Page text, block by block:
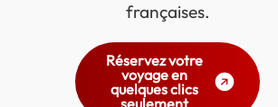
françaises.
Réservez votre
voyage en
quelques clics
seulement